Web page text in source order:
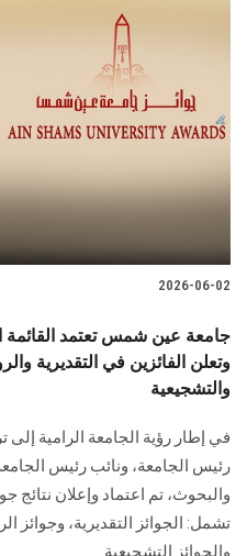
2026-06-02
وتعلن الفائزين في التقديرية
والتشجيعية
في إطار رؤية الجامعة الرامية إلى
رئيس الجامعة، ونائب رئيس
تشمل: الجوائز التقديرية، وجوائز
والجوائز التشجيعية.